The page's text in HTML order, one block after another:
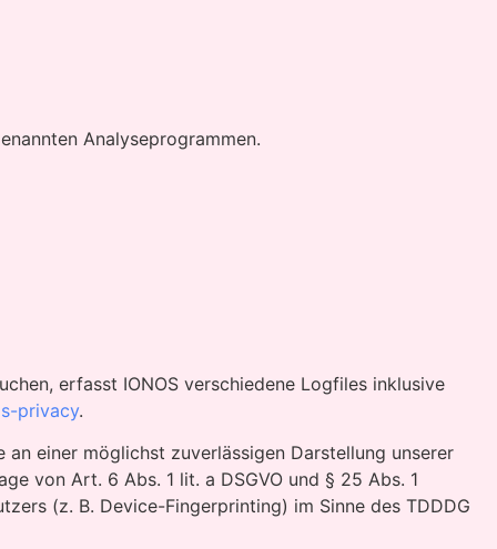
Analyseprogrammen.
erfasst IONOS verschiedene Logfiles inklusive
privacy.
einer möglichst zuverlässigen Darstellung unserer
von Art. 6 Abs. 1 lit. a DSGVO und § 25 Abs. 1
(z. B. Device-Fingerprinting) im Sinne des TDDDG